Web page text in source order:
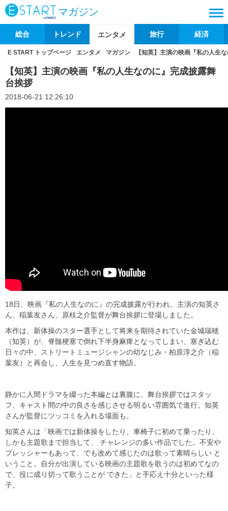
マガジン
総合 トレンド エンタメ 旅行 経済
E START トップページ エンタメ マガジン 【知英】主演の映画『私の人生
【知英】主演の映画『私の人生なのに』完成披露舞
台挨拶
2018-06-21 12:26:10
18日、映画『私の人生なのに』の完成披露が行われ、主演の知英さ
ん、稲葉友さん、原桂之介監督が舞台挨拶に登場しました。
本作は、新体操のスター選手として将来を期待されていた金城瑞穂
（知英）が、脊髄梗塞で倒れ下半身麻痺となってしまい、塞ぎ込む
日々の中、ストリートミュージシャンの幼なじみ・柏原淳之介（稲
葉友）と再会し、人生を見つめ直す物語。
静かに人間ドラマを綴った本編とは裏腹に、舞台挨拶ではスタッ
フ、キャスト間の中の良さを感じさせる明るい雰囲気で進行。知英
さんが監督にツッコミを入れる場面も。
知英さんは「映画では新体操をしたり、車椅子に初めて乗ったり、
しかも主題歌まで担当して、 チャレンジの多い作品でした。不安や
プレッシャーもあって、でも改めて感じたのは歌って素晴らしい と
いうこと。自分が出演している映画の主題歌を歌うのは初めてなの
で、役に成り切って歌うことが できた」と手応え十分といった様
子。